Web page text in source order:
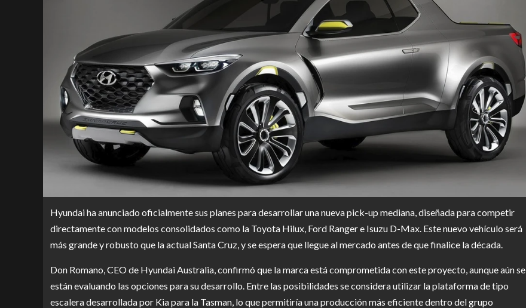
Hyundai ha anunciado oficialmente sus planes para desarrollar una nueva pick-up mediana, diseñada para competir
directamente con modelos consolidados como la Toyota Hilux, Ford Ranger e Isuzu D-Max. Este nuevo vehículo será
más grande y robusto que la actual Santa Cruz, y se espera que llegue al mercado antes de que finalice la década.
Don Romano, CEO de Hyundai Australia, confirmó que la marca está comprometida con este proyecto, aunque aún se
están evaluando las opciones para su desarrollo. Entre las posibilidades se considera utilizar la plataforma de tipo
escalera desarrollada por Kia para la Tasman, lo que permitiría una producción más eficiente dentro del grupo